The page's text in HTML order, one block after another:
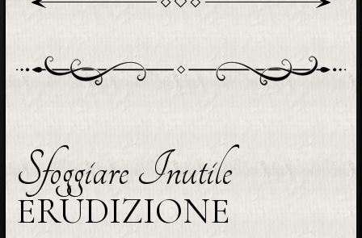
Sfoggiare Inutile
ERUDIZIONE